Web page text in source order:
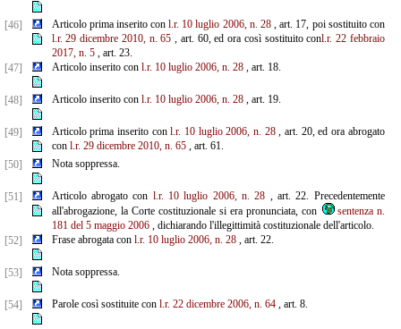
[46] Articolo prima inserito conl.r. 10 luglio 2006, n. 28, art. 17, poi sostituito con
l.r. 29 dicembre 2010, n. 65 , art. 60, ed ora così sostituito conl.r. 22 febbraio
2017, n. 5, art. 23.
[47]
Articolo inserito con l.r. 10 luglio 2006, n. 28, art. 18.
[48] Articolo inserito con l.r. 10 luglio 2006, n. 28, art. 19.
[49] Articolo prima inserito conl.r. 10 luglio 2006, n. 28, art. 20, ed ora abrogato
con l.r. 29 dicembre 2010, n. 65, art. 61.
[50]
Nota soppressa.
[51] Articolo abrogato con l.r. 10 luglio 2006, n. 28 , art. 22. Precedentemente
all'abrogazione, la Corte costituzionale si era pronunciata, con
sentenza n.
181 del 5 maggio 2006, dichiarando l'illegittimità costituzionale dell'articolo.
[52]
Frase abrogata con l.r. 10 luglio 2006, n. 28, art. 22.
[53] Nota soppressa.
[54] Parole così sostituite con l.r. 22 dicembre 2006, n. 64, art. 8.